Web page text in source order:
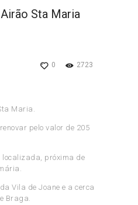
Sta Maria
2723
0
Maria.
pelo valor de 205
localizada, próxima de
Vila de Joane e a cerca
Braga.